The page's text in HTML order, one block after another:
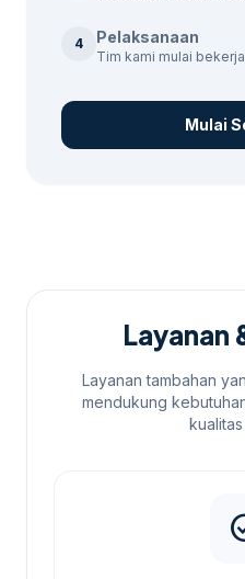
4 Pelaksanaan
Tim kami mulai
Mulai
Layanan
Layanan tambahan
mendukung